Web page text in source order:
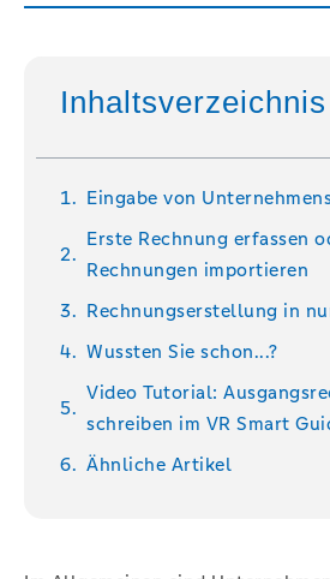
Inhaltsverzeichnis
Eingabe von
Erste Rechnung erfassen
Rechnungen importieren
Rechnungserstellung in
Wussten Sie schon...?
Video Tutorial:
schreiben im VR Smart
Ähnliche Artikel